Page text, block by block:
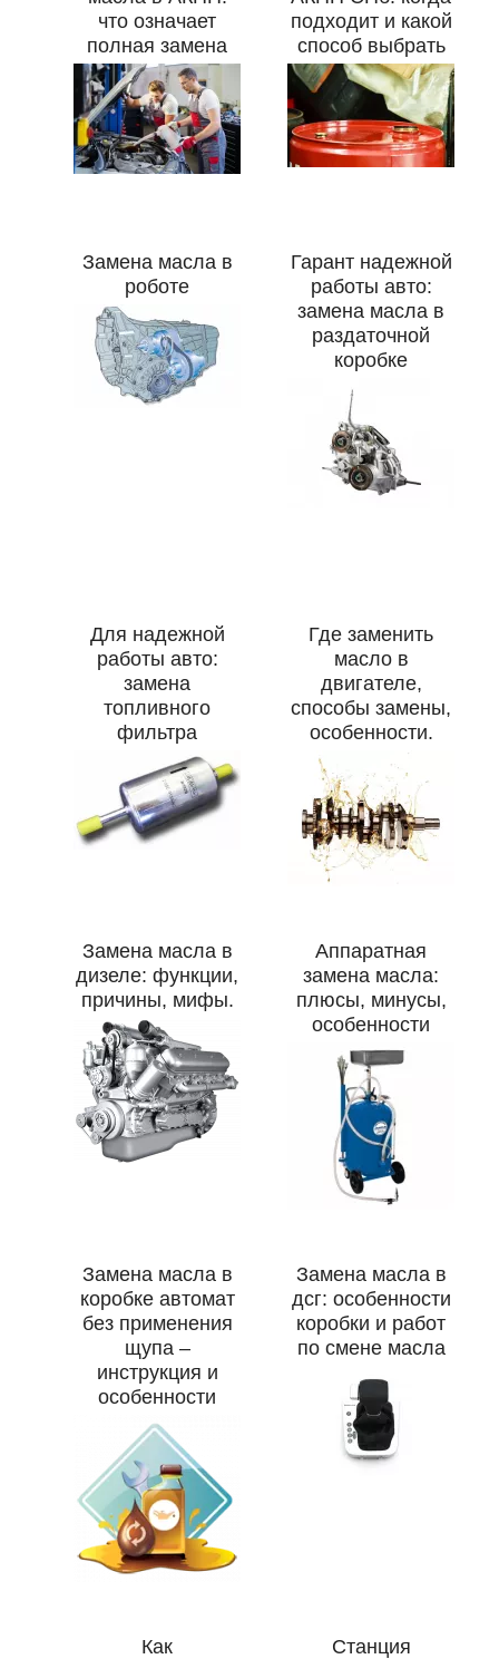
что означает
полная замена
подходит и какой
способ выбрать
Замена масла в
роботе
Гарант надежной
работы авто:
замена масла в
раздаточной
коробке
Для надежной
работы авто:
замена
топливного
фильтра
Где заменить
масло в
двигателе,
способы замены,
особенности.
Замена масла в
дизеле: функции,
причины, мифы.
Аппаратная
замена масла:
плюсы, минусы,
особенности
Замена масла в
коробке автомат
без применения
щупа –
инструкция и
особенности
Замена масла в
дсг: особенности
коробки и работ
по смене масла
Как
Станция